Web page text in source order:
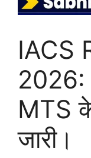
IACS
MTS के
जारी।